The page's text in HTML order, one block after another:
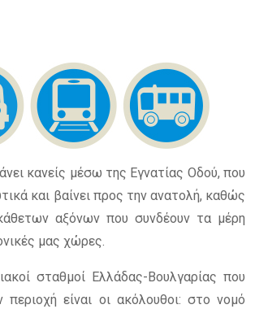
κανείς μέσω της Εγνατίας Οδού, που
και βαίνει προς την ανατολή, καθώς
αξόνων που συνδέουν τα μέρη
μας χώρες.
σταθμοί Ελλάδας-Βουλγαρίας που
περιοχή είναι οι ακόλουθοι: στο νομό